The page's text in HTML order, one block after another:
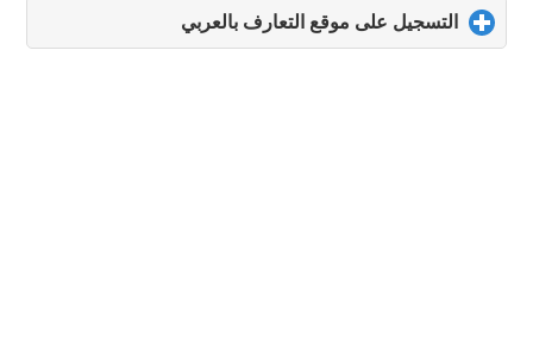
التسجيل على موقع التعارف بالعربي
to